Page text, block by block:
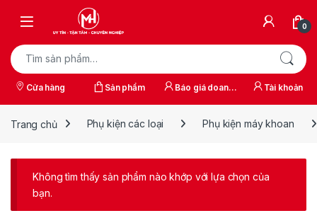
0
Tìm kiếm:
Cửa hàng Sản phẩm
Báo giá doanh
Tài khoản
Trang chủ Phụ kiện các loại Phụ kiện máy khoan
Không tìm thấy sản phẩm nào khớp với lựa chọn của
bạn.